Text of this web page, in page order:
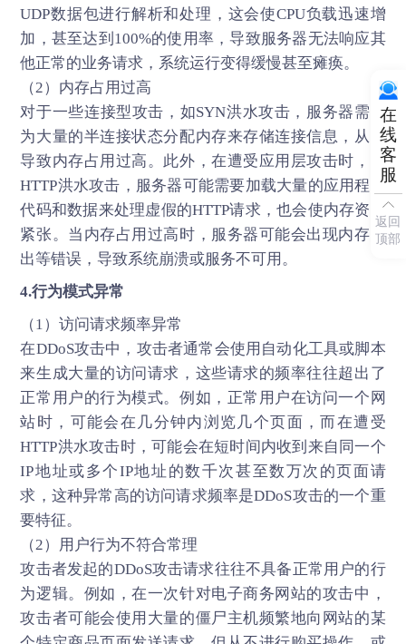
UDP数据包进行解析和处理，这会使CPU负载迅速增
加，甚至达到100%的使用率，导致服务器无法响应其
他正常的业务请求，系统运行变得缓慢甚至瘫痪。
（2）内存占用过高
对于一些连接型攻击，如SYN洪水攻击，服务器需要
为大量的半连接状态分配内存来存储连接信息，从而
导致内存占用过高。此外，在遭受应用层攻击时，如
HTTP洪水攻击，服务器可能需要加载大量的应用程序
代码和数据来处理虚假的HTTP请求，也会使内存资源
紧张。当内存占用过高时，服务器可能会出现内存溢
出等错误，导致系统崩溃或服务不可用。
4.行为模式异常
（1）访问请求频率异常
在DDoS攻击中，攻击者通常会使用自动化工具或脚本
来生成大量的访问请求，这些请求的频率往往超出了
正常用户的行为模式。例如，正常用户在访问一个网
站时，可能会在几分钟内浏览几个页面，而在遭受
HTTP洪水攻击时，可能会在短时间内收到来自同一个
IP地址或多个IP地址的数千次甚至数万次的页面请
求，这种异常高的访问请求频率是DDoS攻击的一个重
要特征。
（2）用户行为不符合常理
攻击者发起的DDoS攻击请求往往不具备正常用户的行
为逻辑。例如，在一次针对电子商务网站的攻击中，
攻击者可能会使用大量的僵尸主机频繁地向网站的某
在
线
客
服
返回
顶部